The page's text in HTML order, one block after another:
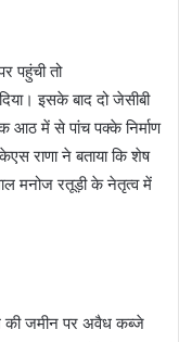
पहुंची तो
इसके बाद दो जेसीबी
आठ में से पांच पक्के निर्माण
राणा ने बताया कि शेष
मनोज रतूड़ी के नेतृत्व में
की जमीन पर अवैध कब्जे